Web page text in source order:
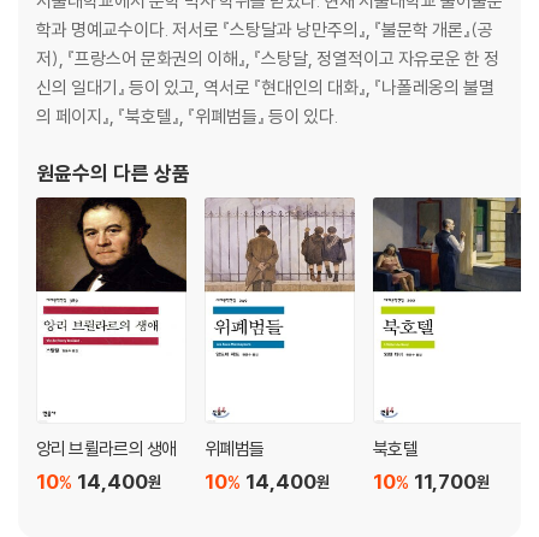
학과 명예교수이다. 저서로 『스탕달과 낭만주의』, 『불문학 개론』(공
저), 『프랑스어 문화권의 이해』, 『스탕달, 정열적이고 자유로운 한 정
신의 일대기』 등이 있고, 역서로 『현대인의 대화』, 『나폴레옹의 불멸
의 페이지』, 『북호텔』, 『위폐범들』 등이 있다.
원윤수의 다른 상품
앙리 브륄라르의 생애
14,400원
10%
위폐범들
14,400원
10%
북호텔
11,700원
10%